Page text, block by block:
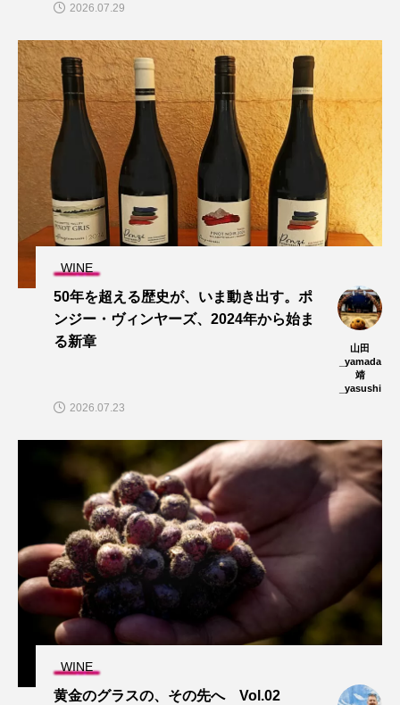
2026.07.29
WINE
50年を超える歴史が、いま動き出す。ポ
ンジー・ヴィンヤーズ、2024年から始ま
る新章
山田
_yamada
靖
_yasushi
2026.07.23
WINE
黄金のグラスの、その先へ Vol.02